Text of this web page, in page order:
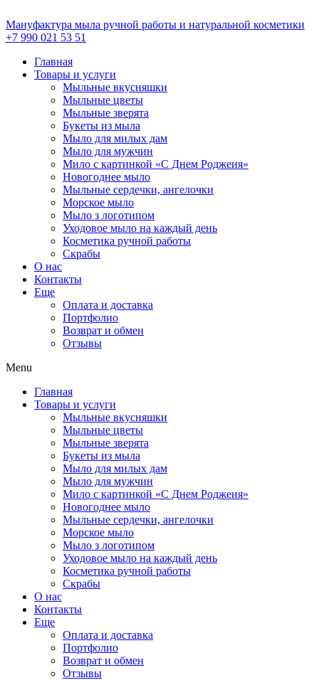
к
содержимому
Мануфактура мыла ручной работы и натуральной косметики
+7 990 021 53 51
Главная
Товары и услуги
Мыльные вкусняшки
Мыльные цветы
Мыльные зверята
Букеты из мыла
Мыло для милых дам
Мыло для мужчин
Мило с картинкой «С Днем Роджеия»
Новогоднее мыло
Мыльные сердечки, ангелочки
Морское мыло
Мыло з логотипом
Уходовое мыло на каждый день
Косметика ручной работы
Скрабы
О нас
Контакты
Еще
Оплата и доставка
Портфолио
Возврат и обмен
Отзывы
Menu
Главная
Товары и услуги
Мыльные вкусняшки
Мыльные цветы
Мыльные зверята
Букеты из мыла
Мыло для милых дам
Мыло для мужчин
Мило с картинкой «С Днем Роджеия»
Новогоднее мыло
Мыльные сердечки, ангелочки
Морское мыло
Мыло з логотипом
Уходовое мыло на каждый день
Косметика ручной работы
Скрабы
О нас
Контакты
Еще
Оплата и доставка
Портфолио
Возврат и обмен
Отзывы